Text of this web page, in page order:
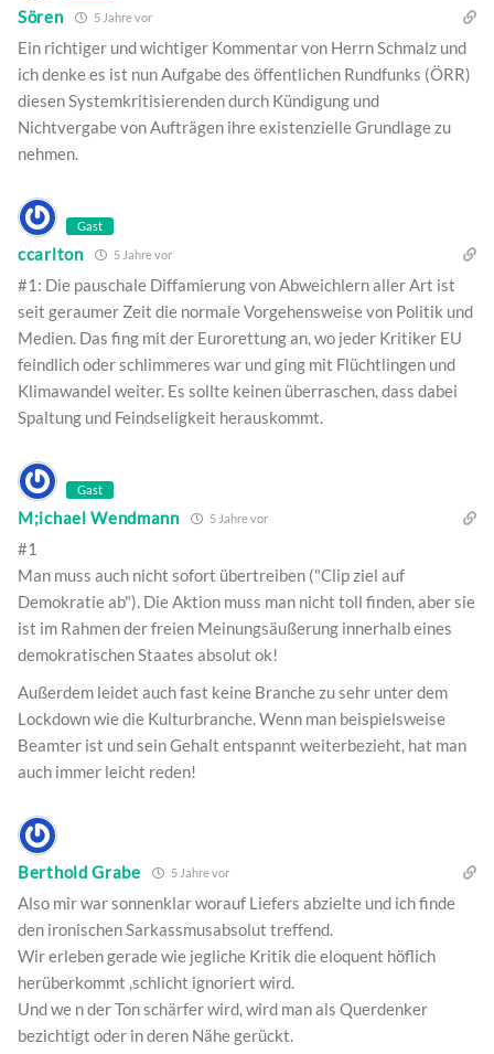
Sören 5 Jahre vor
Ein richtiger und wichtiger Kommentar von Herrn Schmalz und
ich denke es ist nun Aufgabe des öffentlichen Rundfunks (ÖRR)
diesen Systemkritisierenden durch Kündigung und
Nichtvergabe von Aufträgen ihre existenzielle Grundlage zu
nehmen.
Gast
ccarlton 5 Jahre vor
#1: Die pauschale Diffamierung von Abweichlern aller Art ist
seit geraumer Zeit die normale Vorgehensweise von Politik und
Medien. Das fing mit der Eurorettung an, wo jeder Kritiker EU
feindlich oder schlimmeres war und ging mit Flüchtlingen und
Klimawandel weiter. Es sollte keinen überraschen, dass dabei
Spaltung und Feindseligkeit herauskommt.
Gast
M;ichael Wendmann 5 Jahre vor
#1
Man muss auch nicht sofort übertreiben ("Clip ziel auf
Demokratie ab"). Die Aktion muss man nicht toll finden, aber sie
ist im Rahmen der freien Meinungsäußerung innerhalb eines
demokratischen Staates absolut ok!
Außerdem leidet auch fast keine Branche zu sehr unter dem
Lockdown wie die Kulturbranche. Wenn man beispielsweise
Beamter ist und sein Gehalt entspannt weiterbezieht, hat man
auch immer leicht reden!
Berthold Grabe 5 Jahre vor
Also mir war sonnenklar worauf Liefers abzielte und ich finde
den ironischen Sarkassmusabsolut treffend.
Wir erleben gerade wie jegliche Kritik die eloquent höflich
herüberkommt ,schlicht ignoriert wird.
Und we n der Ton schärfer wird, wird man als Querdenker
bezichtigt oder in deren Nähe gerückt.